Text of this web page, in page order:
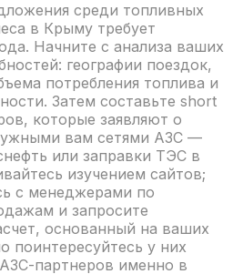
среди топливных
в Крыму требует
Начните с анализа ваших
географии поездок,
потребления топлива и
Затем составьте short
которые заявляют о
вам сетями АЗС —
или заправки ТЭС в
изучением сайтов;
с менеджерами по
и запросите
основанный на ваших
поинтересуйтесь у них
партнеров именно в